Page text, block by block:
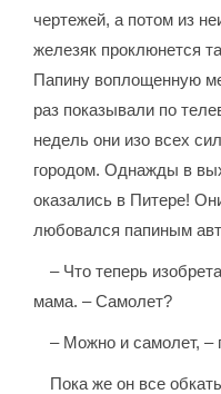
чертежей, а потом из
железяк проклюнется
Папину воплощенную
раз показывали по
недель они изо всех
городом. Однажды в
оказались в Питере!
любовался папиным
– Что теперь
мама. – Самолет?
– Можно и самолет, –
Пока же он все